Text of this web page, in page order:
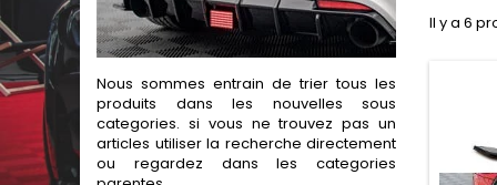
Nous sommes entrain de trier tous les
produits dans les nouvelles sous
categories. si vous ne trouvez pas un
articles utiliser la recherche directement
ou regardez dans les categories
Il y a 6